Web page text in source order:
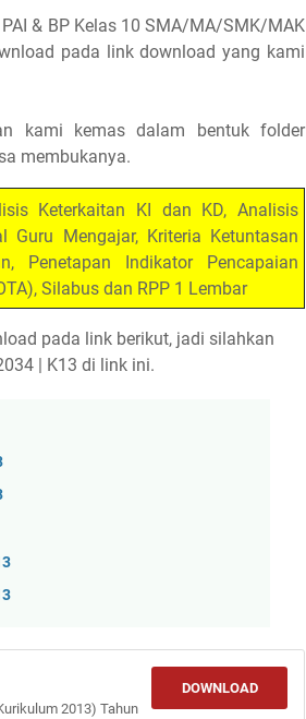
& BP Kelas 10 SMA/MA/SMK/MAK
pada link download yang kami
kami kemas dalam bentuk folder
membukanya.
Keterkaitan KI dan KD, Analisis
Guru Mengajar, Kriteria Ketuntasan
Penetapan Indikator Pencapaian
Silabus dan RPP 1 Lembar
pada link berikut, jadi silahkan
| K13 di link ini.
2013) Tahun
DOWNLOAD